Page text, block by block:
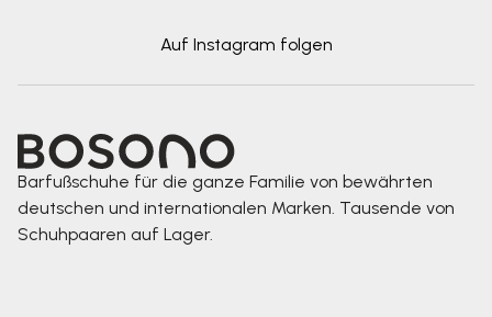
Auf Instagram folgen
Barfußschuhe für die ganze Familie von bewährten
deutschen und internationalen Marken. Tausende von
Schuhpaaren auf Lager.